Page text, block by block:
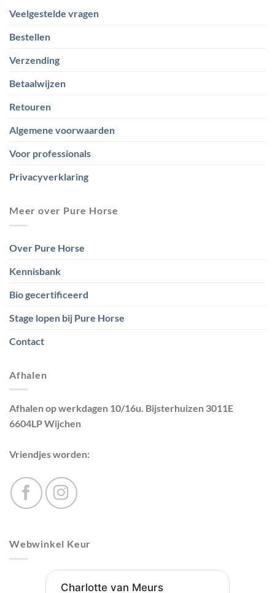
Veelgestelde vragen
Bestellen
Verzending
Betaalwijzen
Retouren
Algemene voorwaarden
Voor professionals
Privacyverklaring
Meer over Pure Horse
Over Pure Horse
Kennisbank
Bio gecertificeerd
Stage lopen bij Pure Horse
Contact
Afhalen
Afhalen op werkdagen 10/16u. Bijsterhuizen 3011E
6604LP Wijchen
Vriendjes worden:
Webwinkel Keur